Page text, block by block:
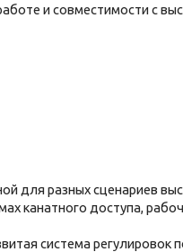
и совместимости с
для разных сценариев
канатного доступа,
система регулировок